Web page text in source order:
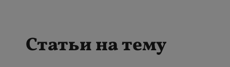
Статьи на тему